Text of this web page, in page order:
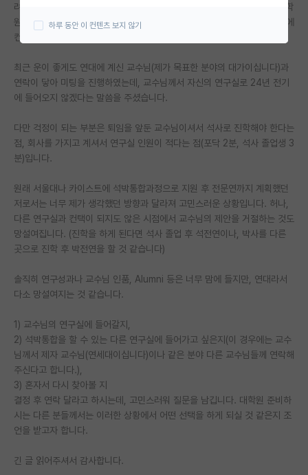
연구실(PI) 홍보 게시판
석박사 채용 정보 게시판
임용 정보 게시판
학부 인턴 게시판
취업 게시판
임용 후기 게시판
PI 전용 게시판
인문사회 계열 게시판
반도체/AI 게시판
장학금/장학생 게시판
학술 정보 게시판
홍보 게시판
커리어
유학교육
이벤트
려서 결국 합격하지 못하게 되었습니다. 1학기 더 준비 후 24년 후기에 대학
원 입학을 해야겠다 생각하고 있었는데 저의 생각만큼 제가 원하는 연구실에
컨택이 잘 되고 있지 않은 상황입니다.
최근 운이 좋게도 연대에 계신 교수님(제가 목표한 분야의 대가이십니다)과
연락이 닿아 미팅을 진행하였는데, 교수님께서 자신의 연구실로 24년 전기
에 들어오지 않겠다는 말씀을 주셨습니다.
다만 걱정이 되는 부분은 퇴임을 앞둔 교수님이셔서 석사로 진학해야 한다는
점, 회사를 가지고 계셔서 연구실 인원이 적다는 점(포닥 2분, 석사 졸업생 3
분)입니다.
원래 서울대나 카이스트에 석박통합과정으로 지원 후 전문연까지 계획했던
저로서는 너무 제가 생각했던 방향과 달라져 고민스러운 상황입니다. 허나,
다른 연구실과 컨택이 되지도 않은 시점에서 교수님의 제안을 거절하는 것도
망설여집니다. (진학을 하게 된다면 석사 졸업 후 석전연이나, 박사를 다른
곳으로 진학 후 박전연을 할 것 같습니다)
솔직히 연구성과나 교수님 인품, Alumni 등은 너무 맘에 들지만, 연대라서
다소 망설여지는 것 같습니다.
1) 교수님의 연구실에 들어갈지,
2) 석박통합을 할 수 있는 다른 연구실에 들어가고 싶은지(이 경우에는 교수
님께서 제자 교수님(연세대이십니다)이나 같은 분야 다른 교수님들께 연락해
주신다고 합니다.),
3) 혼자서 다시 찾아볼 지
결정 후 연락 달라고 하시는데, 고민스러워 질문을 남깁니다. 대학원 준비하
시는 다른 분들께서는 이러한 상황에서 어떤 선택을 하게 되실 것 같은지 조
언을 받고자 합니다.
긴 글 읽어주셔서 감사합니다.
하루 동안 이 컨텐츠 보지 않기